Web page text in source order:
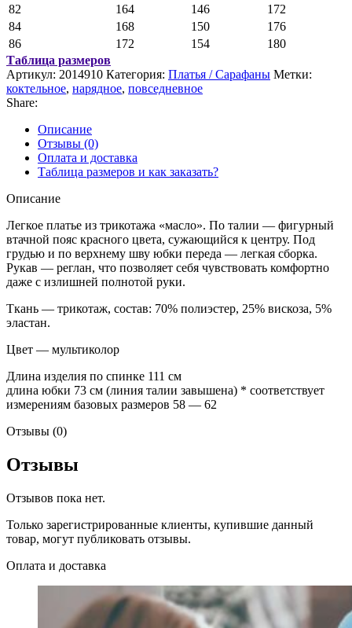
82
164 146
172
84
168 150
176
86
172 154
180
Таблица размеров
Артикул: 2014910 Категория: Платья / Сарафаны Метки:
коктельное, нарядное, повседневное
Share:
Описание
Отзывы (0)
Оплата и доставка
Таблица размеров и как заказать?
Описание
Легкое платье из трикотажа «масло». По талии — фигурный
втачной пояс красного цвета, сужающийся к центру. Под
грудью и по верхнему шву юбки переда — легкая сборка.
Рукав — реглан, что позволяет себя чувствовать комфортно
даже с излишней полнотой руки.
Ткань — трикотаж, состав: 70% полиэстер, 25% вискоза, 5%
эластан.
Цвет — мультиколор
Длина изделия по спинке 111 см
длина юбки 73 см (линия талии завышена) * соответствует
измерениям базовых размеров 58 — 62
Отзывы (0)
Отзывы
Отзывов пока нет.
Только зарегистрированные клиенты, купившие данный
товар, могут публиковать отзывы.
Оплата и доставка